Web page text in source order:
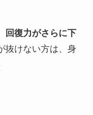
回復力がさらに下
抜けない方は、身